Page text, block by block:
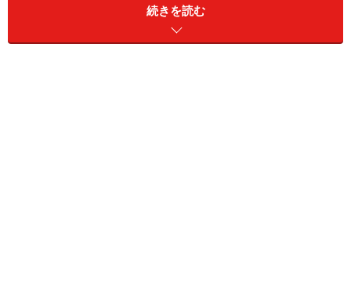
育を行っているということです。
続きを読む